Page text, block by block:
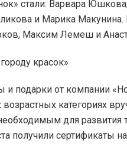
стали: Варвара
и Марика
Максим Лемеш и
подарки от компании
категориях
для развития
получили сертификаты